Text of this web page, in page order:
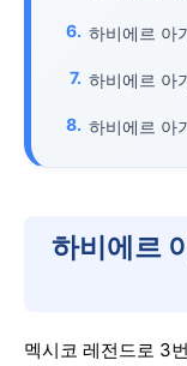
하비에르 아
하비에르 아
하비에르 아
하비에르
멕시코 레전드로 3